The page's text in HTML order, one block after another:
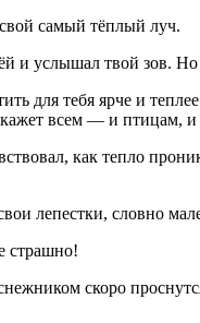
самый тёплый луч.
услышал твой зов. Но
тебя ярче и
всем — и птицам,
как тепло
лепестки, словно
страшно!
скоро